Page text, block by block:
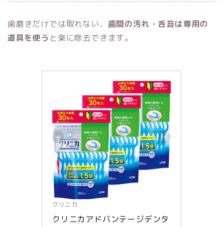
歯磨きだけでは取れない、 歯間の汚れ・舌苔は専用の
道具を使う と楽に除去できます。
クリニカ
クリニカアドバンテージデンタ